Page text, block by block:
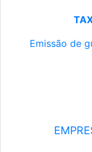
Emissão de